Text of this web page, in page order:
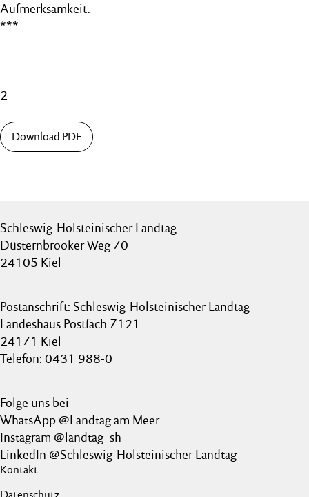
Aufmerksamkeit.
***
2
Download PDF
Schleswig-Holsteinischer Landtag
Düsternbrooker Weg 70
24105 Kiel
Postanschrift: Schleswig-Holsteinischer Landtag
Landeshaus Postfach 7121
24171 Kiel
Telefon: 0431 988-0
Folge uns bei
WhatsApp @Landtag am Meer
Instagram @landtag_sh
LinkedIn @Schleswig-Holsteinischer Landtag
Kontakt